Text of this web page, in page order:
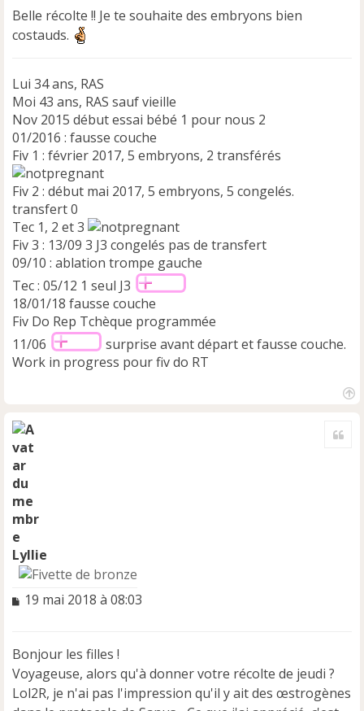
e
n
o
u
Belle récolte !! Je te souhaite des embryons bien
costauds.
Lui 34 ans, RAS
Moi 43 ans, RAS sauf vieille
Nov 2015 début essai bébé 1 pour nous 2
01/2016 : fausse couche
Fiv 1 : février 2017, 5 embryons, 2 transférés
Fiv 2 : début mai 2017, 5 embryons, 5 congelés.
transfert 0
Tec 1, 2 et 3
Fiv 3 : 13/09 3 J3 congelés pas de transfert
09/10 : ablation trompe gauche
Tec : 05/12 1 seul J3
18/01/18 fausse couche
Fiv Do Rep Tchèque programmée
11/06
surprise avant départ et fausse couche.
Work in progress pour fiv do RT
Lyllie
M
a
g
e
n
19 mai 2018 à 08:03
Bonjour les filles !
Voyageuse, alors qu'à donner votre récolte de jeudi ?
Lol2R, je n'ai pas l'impression qu'il y ait des œstrogènes